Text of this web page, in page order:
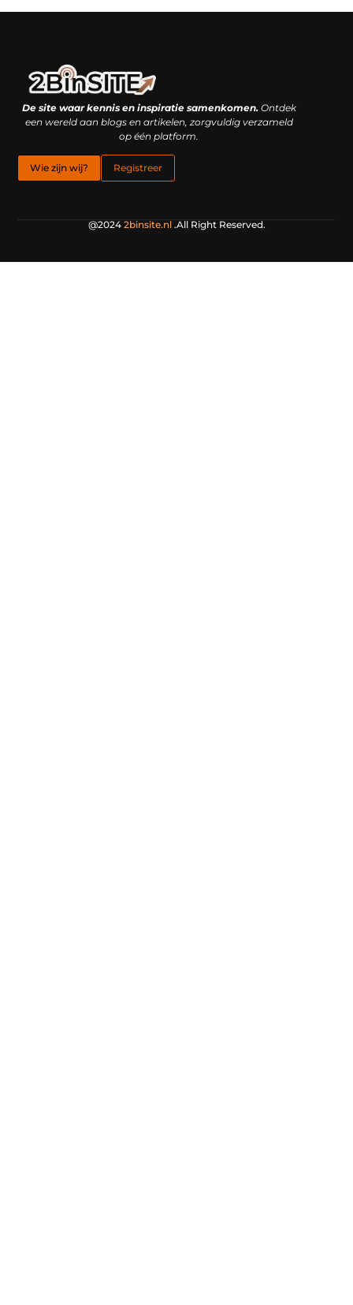
De site waar kennis en inspiratie samenkomen.Ontdek
een wereld aan blogs en artikelen, zorgvuldig verzameld
op één platform.
Wie zijn wij? Registreer
@2024 2binsite.nl.All Right Reserved.